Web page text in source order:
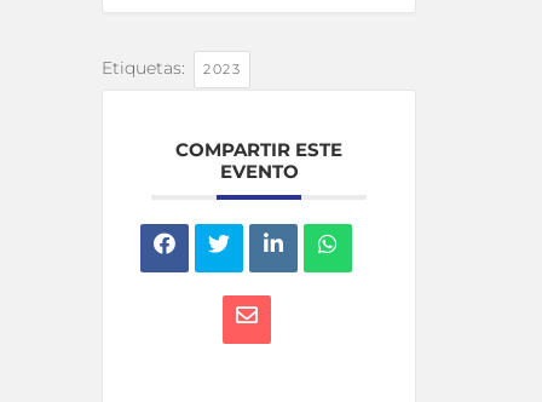
Etiquetas: 2023
COMPARTIR ESTE
EVENTO